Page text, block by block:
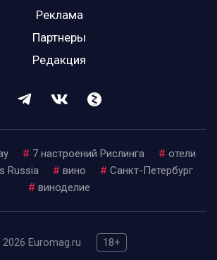
Реклама
Партнеры
Редакция
# 7 настроений Рислинга # отели
Russia # вино # Санкт-Петербург
# виноделие
Euromag.ru
18+